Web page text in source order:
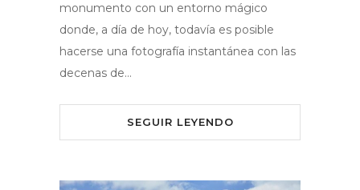
monumento con un entorno mágico
donde, a día de hoy, todavía es posible
hacerse una fotografía instantánea con las
decenas de…
SEGUIR LEYENDO